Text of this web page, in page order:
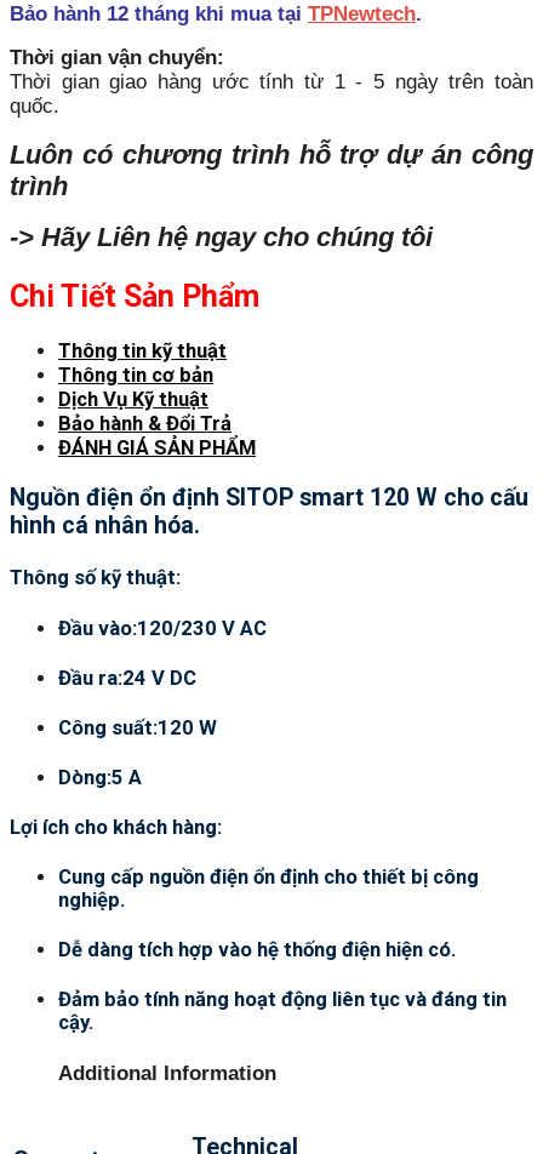
Bảo hành 12 tháng khi mua tại TPNewtech.
Thời gian vận chuyển:
Thời gian giao hàng ước tính từ 1 - 5 ngày trên toàn
quốc.
Luôn có chương trình hỗ trợ dự án công
trình
-> Hãy Liên hệ ngay cho chúng tôi
Chi Tiết Sản Phẩm
Thông tin kỹ thuật
Thông tin cơ bản
Dịch Vụ Kỹ thuật
Bảo hành & Đổi Trả
ĐÁNH GIÁ SẢN PHẨM
Nguồn điện ổn định SITOP smart 120 W cho cấu
hình cá nhân hóa.
Thông số kỹ thuật:
Đầu vào:120/230 V AC
Đầu ra:24 V DC
Công suất:120 W
Dòng:5 A
Lợi ích cho khách hàng:
Cung cấp nguồn điện ổn định cho thiết bị công
nghiệp.
Dễ dàng tích hợp vào hệ thống điện hiện có.
Đảm bảo tính năng hoạt động liên tục và đáng tin
cậy.
Additional Information
Technical